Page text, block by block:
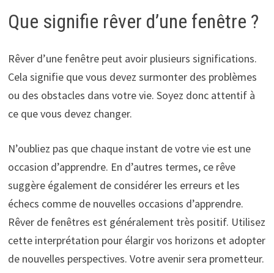
Que signifie rêver d’une fenêtre ?
Rêver d’une fenêtre peut avoir plusieurs significations.
Cela signifie que vous devez surmonter des problèmes
ou des obstacles dans votre vie. Soyez donc attentif à
ce que vous devez changer.
N’oubliez pas que chaque instant de votre vie est une
occasion d’apprendre. En d’autres termes, ce rêve
suggère également de considérer les erreurs et les
échecs comme de nouvelles occasions d’apprendre.
Rêver de fenêtres est généralement très positif. Utilisez
cette interprétation pour élargir vos horizons et adopter
de nouvelles perspectives. Votre avenir sera prometteur.